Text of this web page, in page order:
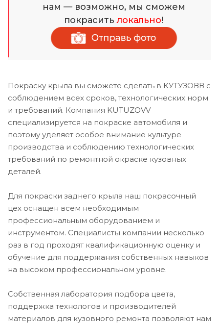
нам — возможно, мы сможем
покраситьлокально!
Покраску крыла вы сможете сделать в КУТУЗОВВ с
соблюдением всех сроков, технологических норм
и требований. Компания KUTUZOVV
специализируется на покраске автомобиля и
поэтому уделяет особое внимание культуре
производства и соблюдению технологических
требований по ремонтной окраске кузовных
деталей.
Для покраски заднего крыла наш покрасочный
цех оснащен всем необходимым
профессиональным оборудованием и
инструментом. Специалисты компании несколько
раз в год проходят квалификационную оценку и
обучение для поддержания собственных навыков
на высоком профессиональном уровне.
Собственная лаборатория подбора цвета,
поддержка технологов и производителей
материалов для кузовного ремонта позволяют нам